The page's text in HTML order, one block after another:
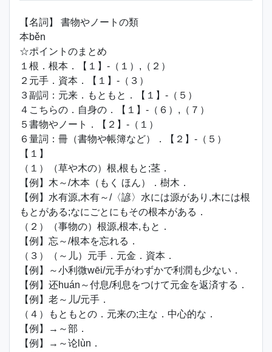
【名詞】 書物やノートの類
本běn
☆ポイントのまとめ
１根．根本．【１】‐（１）,（２）
２元手．資本．【１】‐（３）
３副詞：元来．もともと．【１】‐（５）
４こちらの．自身の．【１】‐（６）,（７）
５書物やノート．【２】‐（１）
６量詞：冊（書物や帳簿など）．【２】‐（５）
【１】
（１）（草や木の）根,根もと;茎．
【例】木～/木本（もく ほん）．樹木．
【例】水有源,木有～/〈諺〉水には源があり,木には根
もとがある;なにごとにもその根本がある．
（２）（事物の）根源,根本,もと．
【例】忘～/根本を忘れる．
（３）（～儿）元手．元金．資本．
【例】～小利微wēi/元手がわずかで利潤も少ない．
【例】还huán～付息/利息をつけて元金を返済する．
【例】老～儿/元手．
（４）もともとの．元来の;主な．中心的な．
【例】→～部．
【例】→～论lùn．